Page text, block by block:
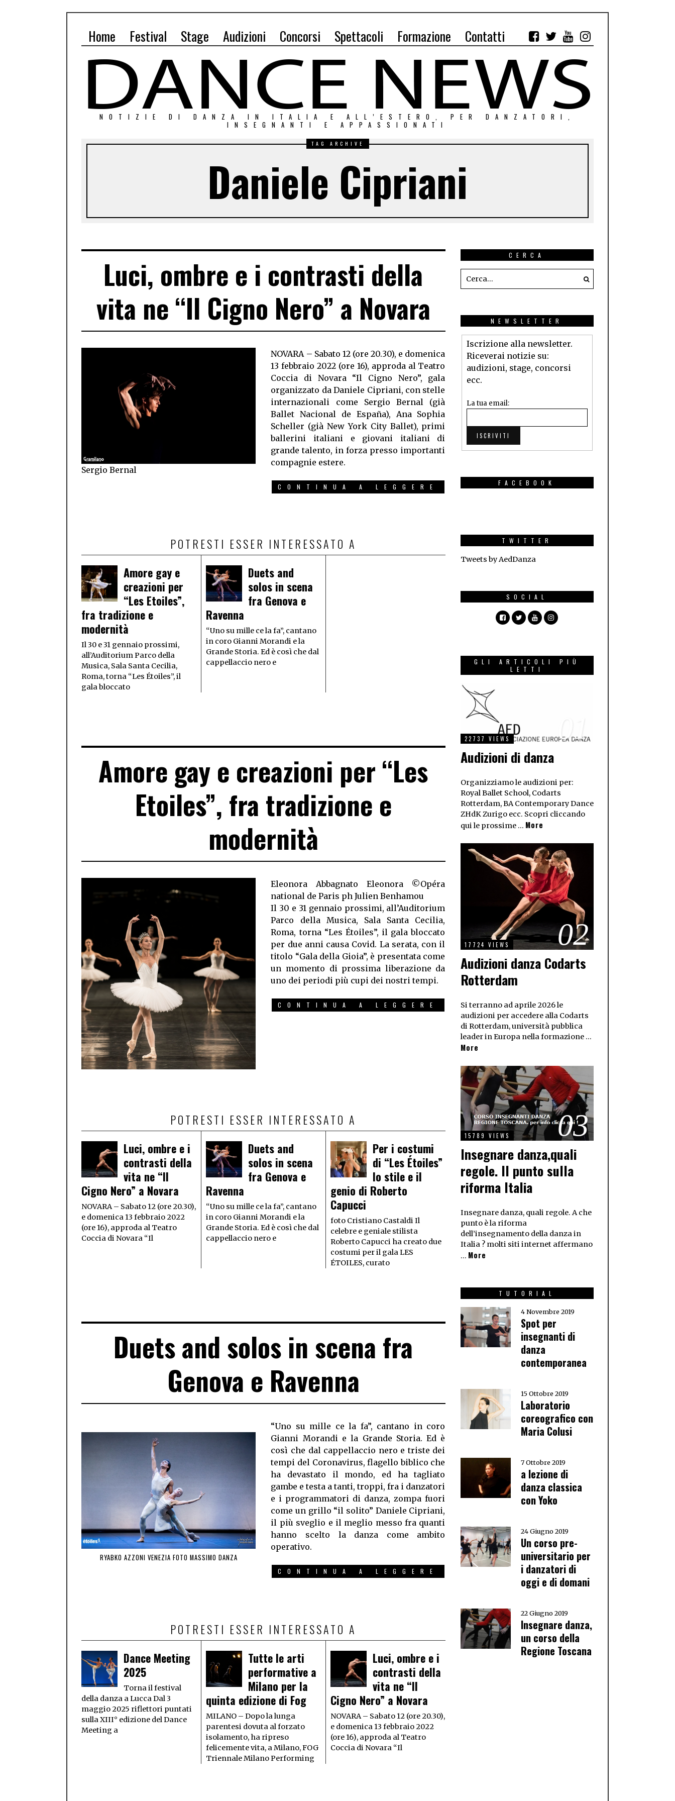
Home Festival Stage Audizioni Concorsi Spettacoli Formazione Contatti
NOTIZIE DI DANZA IN ITALIA E ALL’ESTERO, PER DANZATORI,
INSEGNANTI E APPASSIONATI
TAG ARCHIVE
Daniele Cipriani
Luci, ombre e i contrasti della
vita ne “Il Cigno Nero” a Novara
Sergio Bernal
NOVARA – Sabato 12 (ore 20.30), e domenica
13 febbraio 2022 (ore 16), approda al Teatro
Coccia di Novara “Il Cigno Nero”, gala
organizzato da Daniele Cipriani, con stelle
internazionali come Sergio Bernal (già
Ballet Nacional de España), Ana Sophia
Scheller (già New York City Ballet), primi
ballerini italiani e giovani italiani di
grande talento, in forza presso importanti
compagnie estere.
CONTINUA A LEGGERE
POTRESTI ESSER INTERESSATO A
Amore gay e
creazioni per
“Les Etoiles”,
fra tradizione e
modernità
Il 30 e 31 gennaio prossimi,
all’Auditorium Parco della
Musica, Sala Santa Cecilia,
Roma, torna “Les Étoiles”, il
gala bloccato
Duets and
solos in scena
fra Genova e
Ravenna
“Uno su mille ce la fa”, cantano
in coro Gianni Morandi e la
Grande Storia. Ed è così che dal
cappellaccio nero e
Amore gay e creazioni per “Les
Etoiles”, fra tradizione e
modernità
Eleonora Abbagnato Eleonora ©Opéra
national de Paris ph Julien Benhamou
Il 30 e 31 gennaio prossimi, all’Auditorium
Parco della Musica, Sala Santa Cecilia,
Roma, torna “Les Étoiles”, il gala bloccato
per due anni causa Covid. La serata, con il
titolo “Gala della Gioia”, è presentata come
un momento di prossima liberazione da
uno dei periodi più cupi dei nostri tempi.
CONTINUA A LEGGERE
POTRESTI ESSER INTERESSATO A
Luci, ombre e i
contrasti della
vita ne “Il
Cigno Nero” a Novara
NOVARA – Sabato 12 (ore 20.30),
e domenica 13 febbraio 2022
(ore 16), approda al Teatro
Coccia di Novara “Il
Duets and
solos in scena
fra Genova e
Ravenna
“Uno su mille ce la fa”, cantano
in coro Gianni Morandi e la
Grande Storia. Ed è così che dal
cappellaccio nero e
Per i costumi
di “Les Étoiles”
lo stile e il
genio di Roberto
Capucci
foto Cristiano Castaldi Il
celebre e geniale stilista
Roberto Capucci ha creato due
costumi per il gala LES
ÉTOILES, curato
Duets and solos in scena fra
Genova e Ravenna
RYABKO AZZONI VENEZIA FOTO MASSIMO DANZA
“Uno su mille ce la fa”, cantano in coro
Gianni Morandi e la Grande Storia. Ed è
così che dal cappellaccio nero e triste dei
tempi del Coronavirus, flagello biblico che
ha devastato il mondo, ed ha tagliato
gambe e testa a tanti, troppi, fra i danzatori
e i programmatori di danza, zompa fuori
come un grillo “il solito” Daniele Cipriani,
il più sveglio e il meglio messo fra quanti
hanno scelto la danza come ambito
operativo.
CONTINUA A LEGGERE
POTRESTI ESSER INTERESSATO A
Dance Meeting
2025
Torna il festival
della danza a Lucca Dal 3
maggio 2025 riflettori puntati
sulla XIII° edizione del Dance
Meeting a
Tutte le arti
performative a
Milano per la
quinta edizione di Fog
MILANO – Dopo la lunga
parentesi dovuta al forzato
isolamento, ha ripreso
felicemente vita, a Milano, FOG
Triennale Milano Performing
Luci, ombre e i
contrasti della
vita ne “Il
Cigno Nero” a Novara
NOVARA – Sabato 12 (ore 20.30),
e domenica 13 febbraio 2022
(ore 16), approda al Teatro
Coccia di Novara “Il
CERCA
NEWSLETTER
Iscrizione alla newsletter.
Riceverai notizie su:
audizioni, stage, concorsi
ecc.
La tua email:
FACEBOOK
TWITTER
Tweets by AedDanza
SOCIAL
GLI ARTICOLI PIÙ
LETTI
01
22737 VIEWS
Audizioni di danza
Organizziamo le audizioni per:
Royal Ballet School, Codarts
Rotterdam, BA Contemporary Dance
ZHdK Zurigo ecc. Scopri cliccando
qui le prossime … More
02
17724 VIEWS
Audizioni danza Codarts
Rotterdam
Si terranno ad aprile 2026 le
audizioni per accedere alla Codarts
di Rotterdam, università pubblica
leader in Europa nella formazione …
More
03
15789 VIEWS
Insegnare danza,quali
regole. Il punto sulla
riforma Italia
Insegnare danza, quali regole. A che
punto è la riforma
dell’insegnamento della danza in
Italia ? molti siti internet affermano
… More
TUTORIAL
4 Novembre 2019
Spot per
insegnanti di
danza
contemporanea
15 Ottobre 2019
Laboratorio
coreografico con
Maria Colusi
7 Ottobre 2019
a lezione di
danza classica
con Yoko
24 Giugno 2019
Un corso pre-
universitario per
i danzatori di
oggi e di domani
22 Giugno 2019
Insegnare danza,
un corso della
Regione Toscana